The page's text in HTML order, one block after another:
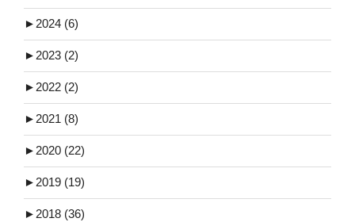
► 2024 (6)
► 2023 (2)
► 2022 (2)
► 2021 (8)
► 2020 (22)
► 2019 (19)
► 2018 (36)